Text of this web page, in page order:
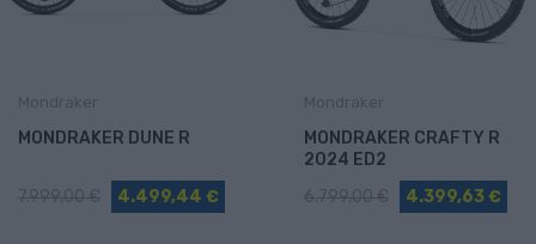
MONDRAKER DUNE R
4.499,44 €
MONDRAKER CRAFTY R
2024 ED2
4.399,63 €